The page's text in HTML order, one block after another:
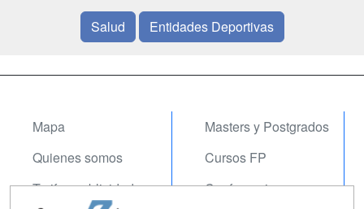
Salud Entidades Deportivas
Mapa
Quienes somos
Tarifas publicidad
Masters y Postgrados
Cursos FP
Conferencias